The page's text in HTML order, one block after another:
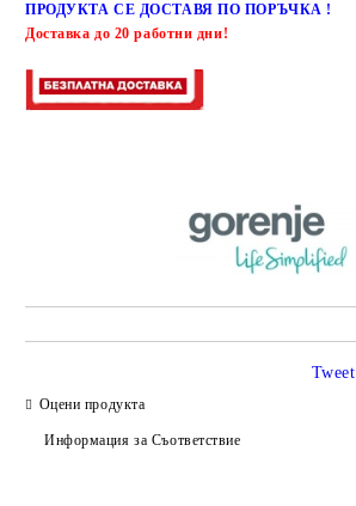
ПРОДУКТА СЕ ДОСТАВЯ ПО ПОРЪЧКА !
Доставка до 20 работни дни!
Оцени продукта
Информация за Съответствие
Tweet